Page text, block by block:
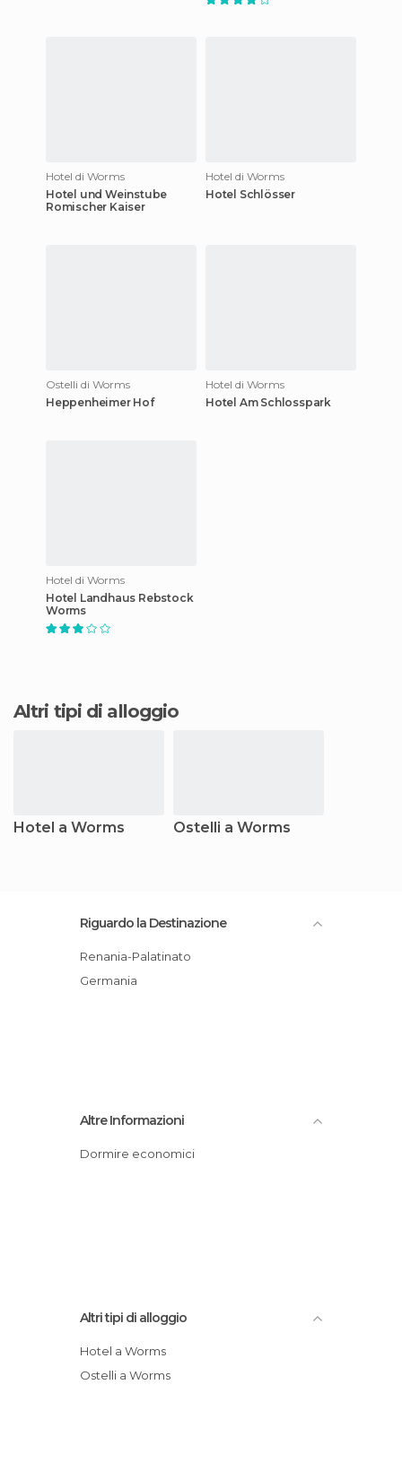
Hotel di Worms
Hotel und Weinstube
Romischer Kaiser
Hotel di Worms
Hotel Schlösser
Ostelli di Worms
Heppenheimer Hof
Hotel di Worms
Hotel Am Schlosspark
Hotel di Worms
Hotel Landhaus Rebstock
Worms
Altri tipi di alloggio
Hotel a Worms Ostelli a Worms
Riguardo la Destinazione
Renania-Palatinato
Germania
Altre Informazioni
Dormire economici
Altri tipi di alloggio
Hotel a Worms
Ostelli a Worms